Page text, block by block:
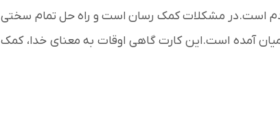
است.در مشکلات کمک رسان است و راه حل تمام سختی
آمده است.این کارت گاهی اوقات به معنای خدا، کمک